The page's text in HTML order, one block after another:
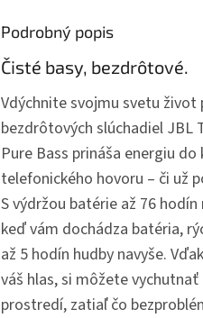
Podrobný popis
Čisté basy, bezdrôtové.
Vdýchnite svojmu svetu
bezdrôtových slúchadiel JBL
Pure Bass prináša energiu
telefonického hovoru – či už
S výdržou batérie až 76
keď vám dochádza batéria,
až 5 hodín hudby navyše.
váš hlas, si môžete
prostredí, zatiaľ čo